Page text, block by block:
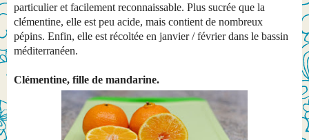
particulier et facilement reconnaissable. Plus sucrée que la
clémentine, elle est peu acide, mais contient de nombreux
pépins. Enfin, elle est récoltée en janvier / février dans le bassin
méditerranéen.
Clémentine, fille de mandarine.